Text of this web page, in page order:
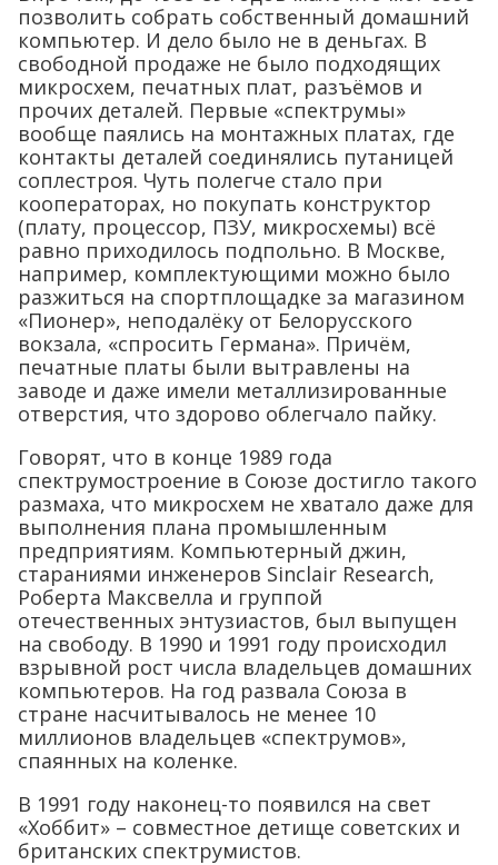
позволить собрать собственный домашний
компьютер. И дело было не в деньгах. В
свободной продаже не было подходящих
микросхем, печатных плат, разъёмов и
прочих деталей. Первые «спектрумы»
вообще паялись на монтажных платах, где
контакты деталей соединялись путаницей
соплестроя. Чуть полегче стало при
кооператорах, но покупать конструктор
(плату, процессор, ПЗУ, микросхемы) всё
равно приходилось подпольно. В Москве,
например, комплектующими можно было
разжиться на спортплощадке за магазином
«Пионер», неподалёку от Белорусского
вокзала, «спросить Германа». Причём,
печатные платы были вытравлены на
заводе и даже имели металлизированные
отверстия, что здорово облегчало пайку.
Говорят, что в конце 1989 года
спектрумостроение в Союзе достигло такого
размаха, что микросхем не хватало даже для
выполнения плана промышленным
предприятиям. Компьютерный джин,
стараниями инженеров Sinclair Research,
Роберта Максвелла и группой
отечественных энтузиастов, был выпущен
на свободу. В 1990 и 1991 году происходил
взрывной рост числа владельцев домашних
компьютеров. На год развала Союза в
стране насчитывалось не менее 10
миллионов владельцев «спектрумов»,
спаянных на коленке.
В 1991 году наконец-то появился на свет
«Хоббит» – совместное детище советских и
британских спектрумистов.